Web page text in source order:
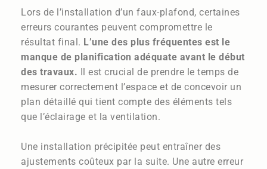
Lors de l’installation d’un faux-plafond, certaines
erreurs courantes peuvent compromettre le
résultat final. L’une des plus fréquentes est le
manque de planification adéquate avant le début
des travaux. Il est crucial de prendre le temps de
mesurer correctement l’espace et de concevoir un
plan détaillé qui tient compte des éléments tels
que l’éclairage et la ventilation.
Une installation précipitée peut entraîner des
ajustements coûteux par la suite. Une autre erreur